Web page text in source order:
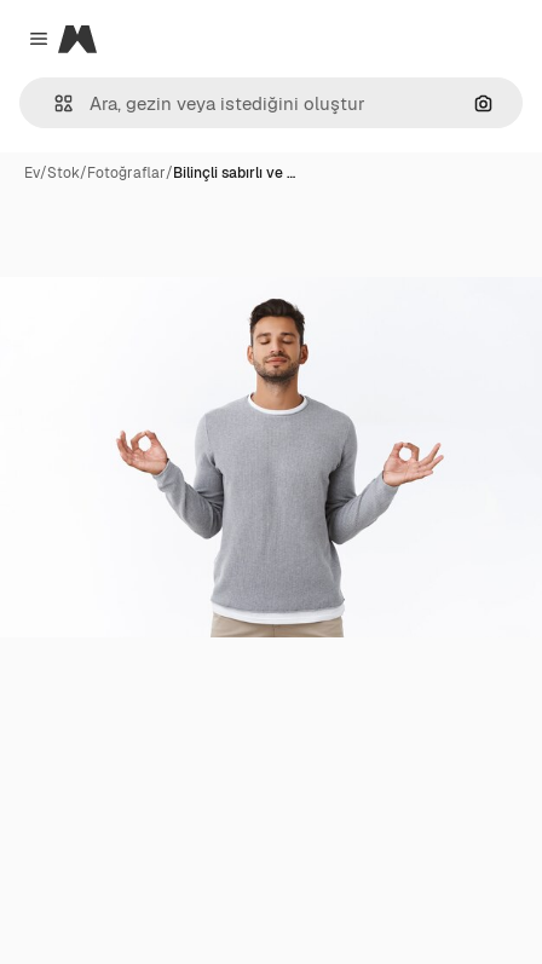
Close menu
Magnific
Ev/Stok/Fotoğraflar/Bilinçli sabırlı ve …